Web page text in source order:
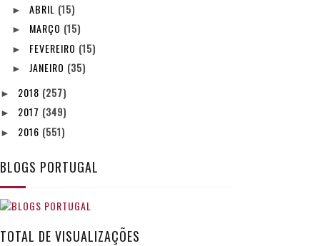
►ABRIL (15)
► MARÇO (15)
► FEVEREIRO (15)
► JANEIRO (35)
► 2018 (257)
► 2017 (349)
► 2016 (551)
BLOGS PORTUGAL
TOTAL DE VISUALIZAÇÕES